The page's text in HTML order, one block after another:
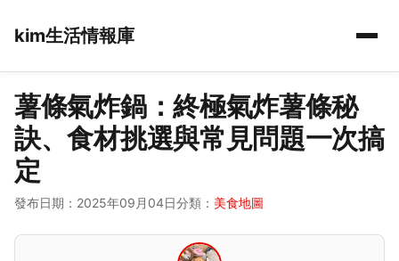
kim生活情報庫
薯條氣炸鍋：終極氣炸薯條秘
訣、食材挑選與常見問題一次搞
定
發布日期：2025年09月04日分類： 美食地圖